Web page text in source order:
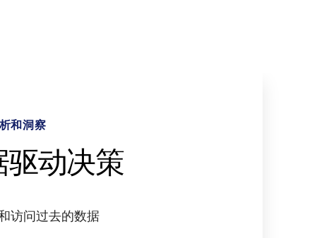
验
易人打造
的整个交易管道
作流程
Link 提供
和洞察
驱动决策
访问过去的数据
至上原则
数据隐私控制